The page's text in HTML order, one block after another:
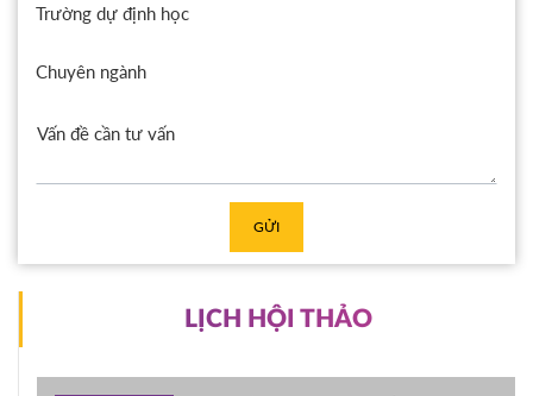
Trường dự định học
Chuyên ngành
GỬI
LỊCH HỘI THẢO